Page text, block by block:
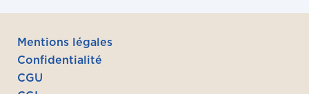
Mentions légales
Confidentialité
CGU